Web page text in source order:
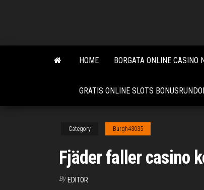
content
HOME BORGATA ONLINE CASINO
GRATIS ONLINE SLOTS
Category Burgh43035
Fjäder faller casino
By EDITOR